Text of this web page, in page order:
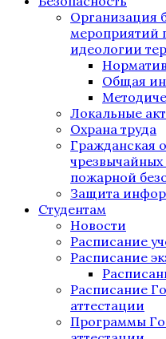
Организация
мероприятий
идеологии
Общая
Локальные
Охрана труда
Гражданская
пожарной
Защита
Студентам
Новости
Расписание
Расписание
Расписание
аттестации
Программы